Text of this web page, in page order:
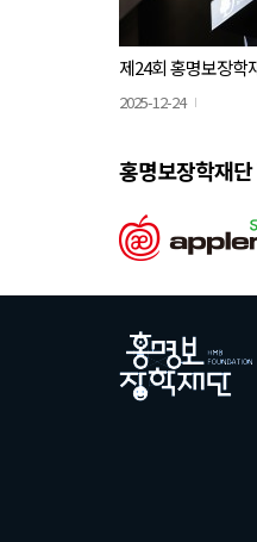
제24회 홍명보장학
2025-12-24
홍명보장학재